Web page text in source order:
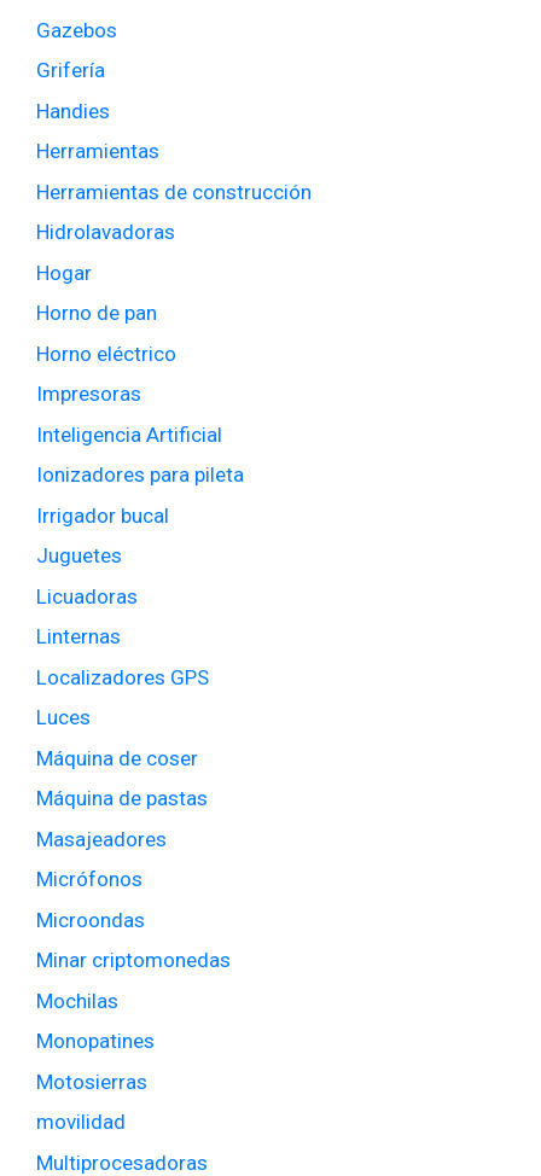
Gazebos
Grifería
Handies
Herramientas
Herramientas de construcción
Hidrolavadoras
Hogar
Horno de pan
Horno eléctrico
Impresoras
Inteligencia Artificial
Ionizadores para pileta
Irrigador bucal
Juguetes
Licuadoras
Linternas
Localizadores GPS
Luces
Máquina de coser
Máquina de pastas
Masajeadores
Micrófonos
Microondas
Minar criptomonedas
Mochilas
Monopatines
Motosierras
movilidad
Multiprocesadoras